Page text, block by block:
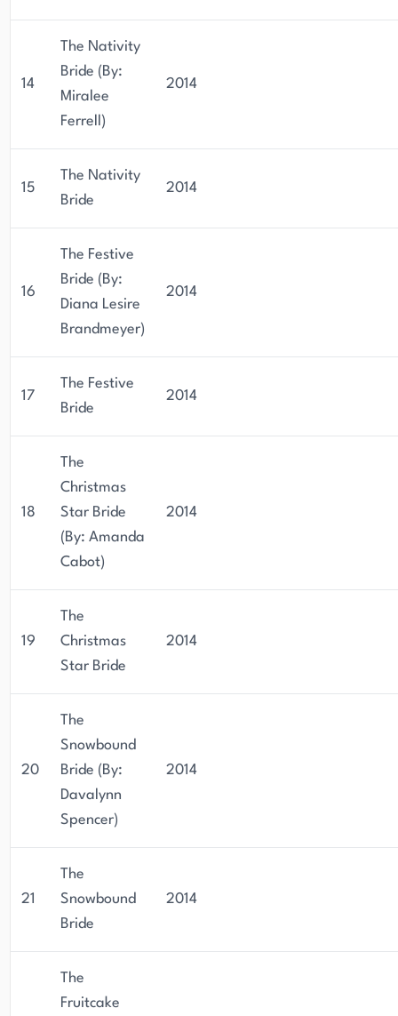
14
The Nativity
Bride (By:
Miralee
Ferrell)
2014
15
The Nativity
Bride
2014
16
The Festive
Bride (By:
Diana Lesire
Brandmeyer)
2014
17
The Festive
Bride
2014
18
The
Christmas
Star Bride
(By: Amanda
Cabot)
2014
19
The
Christmas
Star Bride
2014
20
The
Snowbound
Bride (By:
Davalynn
Spencer)
2014
21
The
Snowbound
Bride
2014
The
Fruitcake